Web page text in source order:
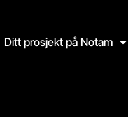
Ditt prosjekt på Notam